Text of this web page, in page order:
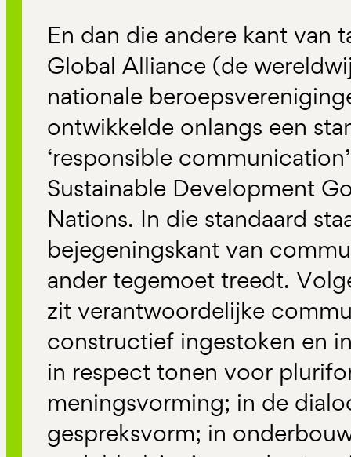
En dan die andere kant van
Global Alliance (de
nationale
ontwikkelde onlangs een
‘responsible
Sustainable Development
Nations. In die standaard
bejegeningskant van
ander tegemoet treedt.
zit verantwoordelijke
constructief ingestoken en
in respect tonen voor
meningsvorming; in de
gespreksvorm; in